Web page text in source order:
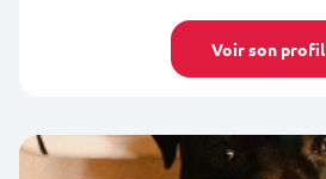
Voir son profil